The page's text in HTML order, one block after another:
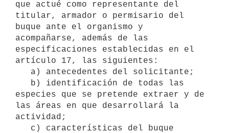
que actué como representante del
titular, armador o permisario del
buque ante el organismo y
acompañarse, además de las
especificaciones establecidas en el
artículo 17, las siguientes:
especies que se pretende extraer y de
las áreas en que desarrollará la
actividad;